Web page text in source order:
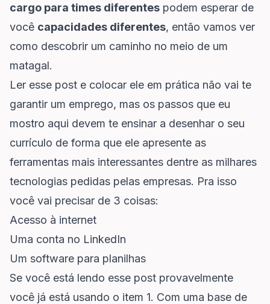
cargo para times diferentes podem esperar de
você capacidades diferentes, então vamos ver
como descobrir um caminho no meio de um
matagal.
Ler esse post e colocar ele em prática não vai te
garantir um emprego, mas os passos que eu
mostro aqui devem te ensinar a desenhar o seu
currículo de forma que ele apresente as
ferramentas mais interessantes dentre as milhares
tecnologias pedidas pelas empresas. Pra isso
você vai precisar de 3 coisas:
Acesso à internet
Uma conta no LinkedIn
Um software para planilhas
Se você está lendo esse post provavelmente
você já está usando o item 1. Com uma base de